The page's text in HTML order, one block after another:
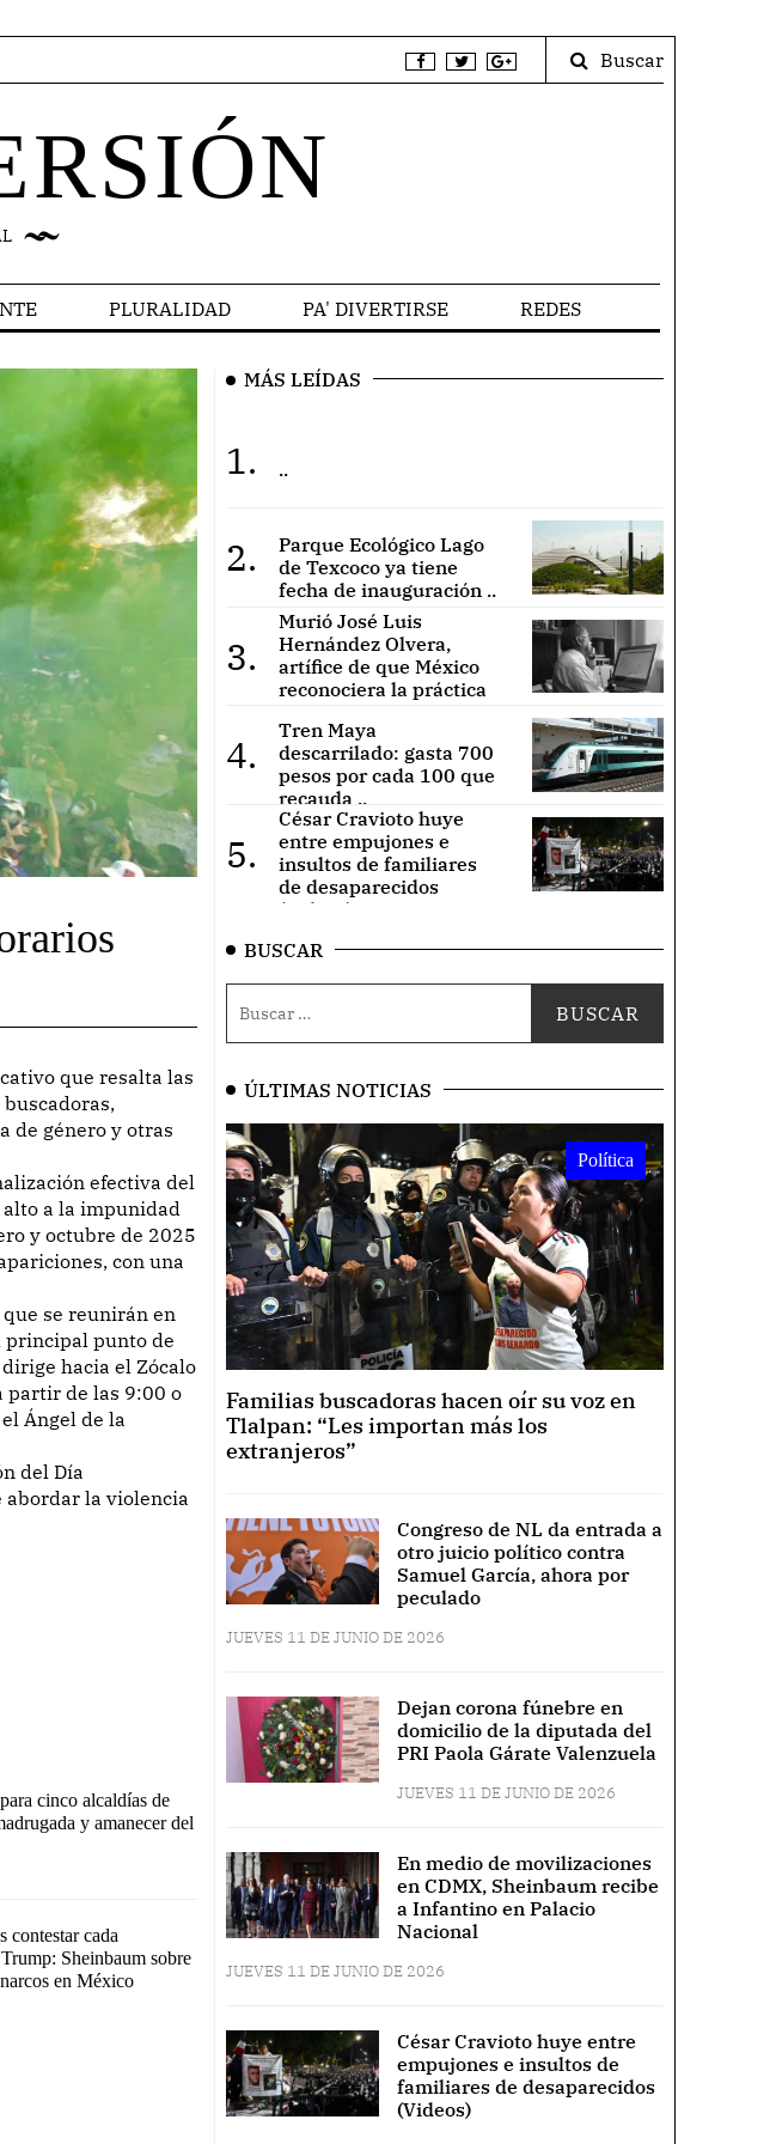
Buscar
PLURALIDAD PA' DIVERTIRSE REDES
de género y otras
efectiva del
a la impunidad
y octubre de 2025
con una
se reunirán en
principal punto de
hacia el Zócalo
partir de las 9:00 o
Ángel de la
del Día
abordar la violencia
cinco alcaldías de
y amanecer del
contestar cada
Sheinbaum sobre
en México
MÁS LEÍDAS
1. ..
2.
Parque Ecológico Lago
de Texcoco ya tiene
fecha de inauguración ..
3.
Murió José Luis
Hernández Olvera,
artífice de que México
reconociera la práctica
4.
Tren Maya
descarrilado: gasta 700
pesos por cada 100 que
recauda ..
5.
César Cravioto huye
entre empujones e
insultos de familiares
de desaparecidos
(Videos) ..
BUSCAR
ÚLTIMAS NOTICIAS
Política
Familias buscadoras hacen oír su voz en
Tlalpan: “Les importan más los
extranjeros”
Congreso de NL da entrada a
otro juicio político contra
Samuel García, ahora por
peculado
JUEVES 11 DE JUNIO DE 2026
Dejan corona fúnebre en
domicilio de la diputada del
PRI Paola Gárate Valenzuela
JUEVES 11 DE JUNIO DE 2026
En medio de movilizaciones
en CDMX, Sheinbaum recibe
a Infantino en Palacio
Nacional
JUEVES 11 DE JUNIO DE 2026
César Cravioto huye entre
empujones e insultos de
familiares de desaparecidos
(Videos)